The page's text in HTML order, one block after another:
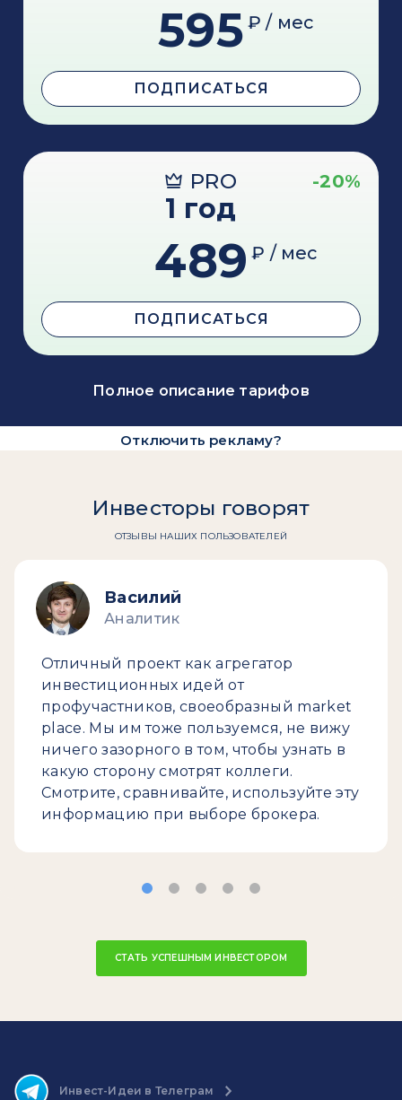
595 ₽ / мес
ПОДПИСАТЬСЯ
PRO -20%
1 год
489 ₽ / мес
ПОДПИСАТЬСЯ
Полное описание тарифов
Отключить рекламу?
Инвесторы говорят
ОТЗЫВЫ НАШИХ ПОЛЬЗОВАТЕЛЕЙ
Василий
Аналитик
Отличный проект как агрегатор
инвестиционных идей от
профучастников, своеобразный market
place. Мы им тоже пользуемся, не вижу
ничего зазорного в том, чтобы узнать в
какую сторону смотрят коллеги.
Смотрите, сравнивайте, используйте эту
информацию при выборе брокера.
СТАТЬ УСПЕШНЫМ ИНВЕСТОРОМ
Инвест-Идеи в Телеграм